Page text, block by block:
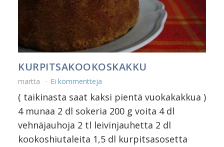
KURPITSAKOOKOSKAKKU
martta Ei kommentteja
( taikinasta saat kaksi pientä vuokakakkua )
4 munaa 2 dl sokeria 200 g voita 4 dl
vehnäjauhoja 2 tl leivinjauhetta 2 dl
kookoshiutaleita 1,5 dl kurpitsasosetta